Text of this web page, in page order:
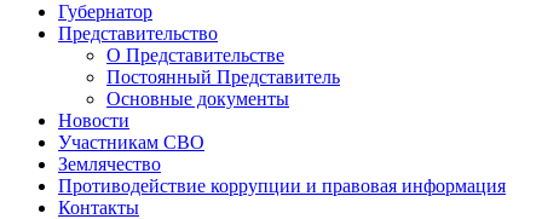
Губернатор
Представительство
О Представительстве
Постоянный Представитель
Основные документы
Новости
Участникам СВО
Землячество
Противодействие коррупции и правовая информация
Контакты